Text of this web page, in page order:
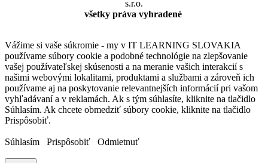
s.r.o.
všetky práva vyhradené
Vážime si vaše súkromie - my v IT LEARNING SLOVAKIA
používame súbory cookie a podobné technológie na zlepšovanie
vašej používateľskej skúsenosti a na meranie vašich interakcií s
našimi webovými lokalitami, produktami a službami a zároveň ich
používame aj na poskytovanie relevantnejších informácií pri vašom
vyhľadávaní a v reklamách. Ak s tým súhlasíte, kliknite na tlačidlo
Súhlasím. Ak chcete obmedziť súbory cookie, kliknite na tlačidlo
Prispôsobiť.
Súhlasím Prispôsobiť Odmietnuť